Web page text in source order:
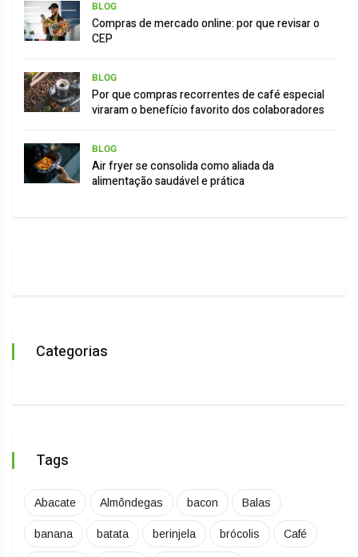
BLOG
Compras de mercado online: por que revisar o
CEP
BLOG
Por que compras recorrentes de café especial
viraram o benefício favorito dos colaboradores
BLOG
Air fryer se consolida como aliada da
alimentação saudável e prática
Categorias
Tags
Abacate Almôndegas bacon Balas
banana batata berinjela brócolis Café